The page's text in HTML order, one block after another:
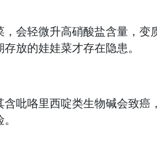
轻微升高硝酸盐含量，变
放的娃娃菜才存在隐患。
咯里西啶类生物碱会致癌